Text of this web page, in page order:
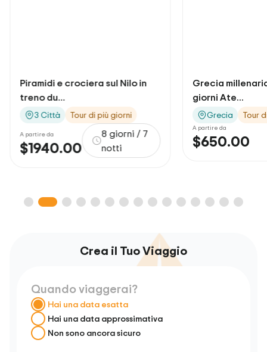
Nilo in
/ 7
Grecia millenaria 5 notti / 6
Grecia Tour di più giorni
A partire da
$650.00 6 giorni
7
Crea il Tuo Viaggio
Quando viaggerai?
Hai una data esatta
Hai una data approssimativa
Non sono ancora sicuro